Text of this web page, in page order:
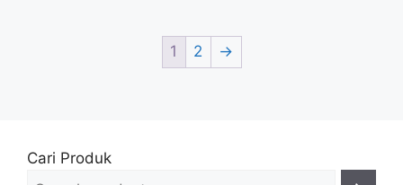
1 2 →
Cari Produk